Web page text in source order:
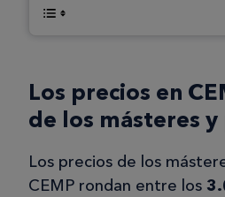
Los precios en
de los másteres
Los precios de los
CEMP rondan entre los